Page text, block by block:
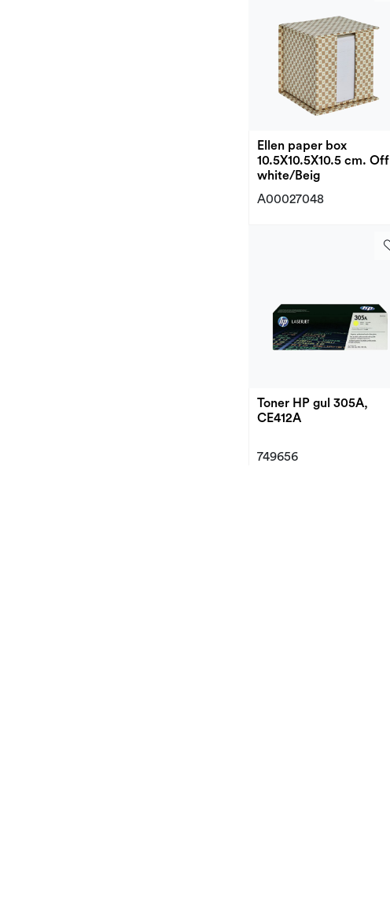
Ellen paper box
10.5X10.5X10.5 cm. Off
white/Beig
A00027048
Toner HP gul 305A,
CE412A
749656